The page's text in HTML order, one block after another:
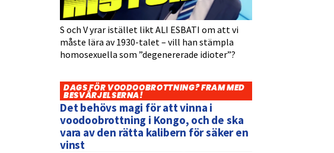
S och V yrar istället likt ALI ESBATI om att vi
måste lära av 1930-talet – vill han stämpla
homosexuella som ”degenererade idioter”?
DAGS FÖR VOODOOBROTTNING? FRAM MED
BESVÄRJELSERNA!
Det behövs magi för att vinna i
voodoobrottning i Kongo, och de ska
vara av den rätta kalibern för säker en
vinst